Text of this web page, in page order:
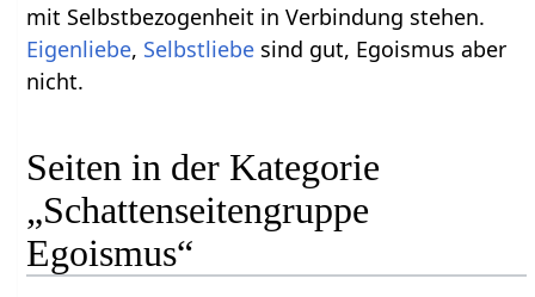
mit Selbstbezogenheit in Verbindung stehen.
Eigenliebe, Selbstliebe sind gut, Egoismus aber
nicht.
Seiten in der Kategorie
„Schattenseitengruppe
Egoismus“